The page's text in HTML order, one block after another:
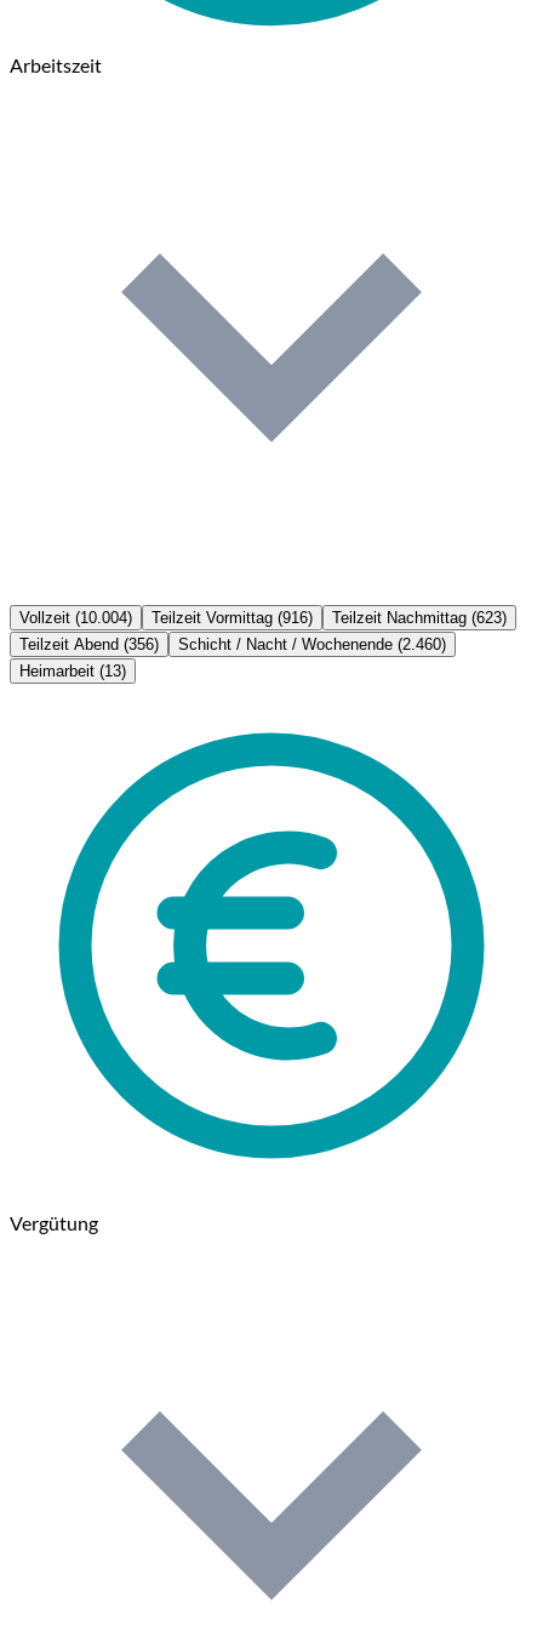
Arbeitszeit
Vollzeit (10.004) Teilzeit Vormittag (916) Teilzeit Nachmittag (623)
Teilzeit Abend (356) Schicht / Nacht / Wochenende (2.460)
Heimarbeit (13)
Vergütung